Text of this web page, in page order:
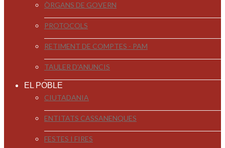
ÒRGANS DE GOVERN
PROTOCOLS
RETIMENT DE COMPTES - PAM
TAULER D'ANUNCIS
EL POBLE
CIUTADANIA
ENTITATS CASSANENQUES
FESTES I FIRES